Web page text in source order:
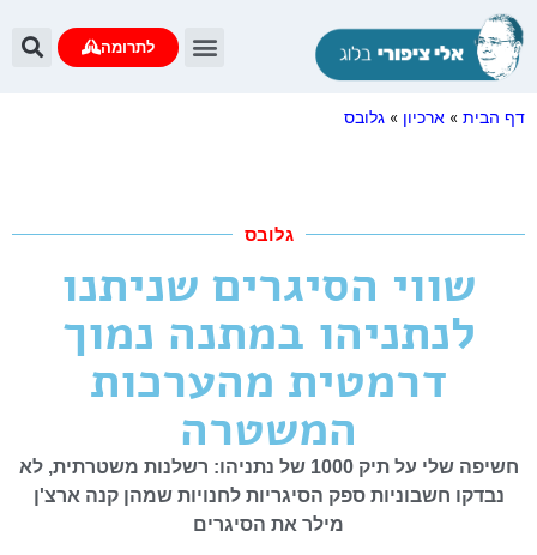
לתרומה
דף הבית » ארכיון » גלובס
גלובס
שווי הסיגרים שניתנו
לנתניהו במתנה נמוך
דרמטית מהערכות
המשטרה
חשיפה שלי על תיק 1000 של נתניהו: רשלנות משטרתית, לא
נבדקו חשבוניות ספק הסיגריות לחנויות שמהן קנה ארצ'ן
מילר את הסיגרים